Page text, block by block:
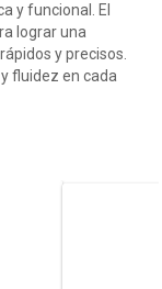
y funcional. El
lograr una
y precisos.
fluidez en cada